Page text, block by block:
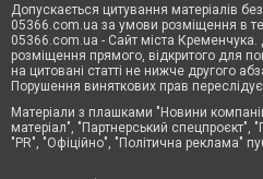
Допускається цитування матеріалів
05366.com.ua за умови розміщення в
05366.com.ua - Сайт міста
розміщення прямого, відкритого для
на цитовані статті не нижче другого
Порушення виняткових прав
Матеріали з плашками "Новини
матеріал", "Партнерський спецпроєкт",
"PR", "Офіційно", "Політична реклама"